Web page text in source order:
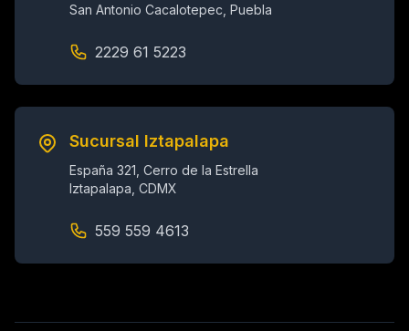
San Antonio Cacalotepec, Puebla
2229 61 5223
Sucursal Iztapalapa
España 321, Cerro de la Estrella
Iztapalapa, CDMX
559 559 4613